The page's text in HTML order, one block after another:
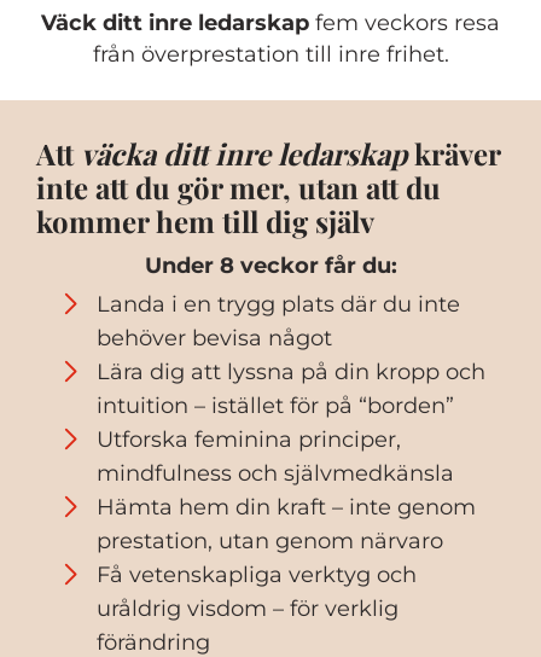
Väck ditt inre ledarskap fem veckors resa
från överprestation till inre frihet.
Att väcka ditt inre ledarskapkräver
inte att du gör mer, utan att du
kommer hem till dig själv
Under 8 veckor får du:
Landa i en trygg plats där du inte
behöver bevisa något
Lära dig att lyssna på din kropp och
intuition – istället för på “borden”
Utforska feminina principer,
mindfulness och självmedkänsla
Hämta hem din kraft – inte genom
prestation, utan genom närvaro
Få vetenskapliga verktyg och
uråldrig visdom – för verklig
förändring